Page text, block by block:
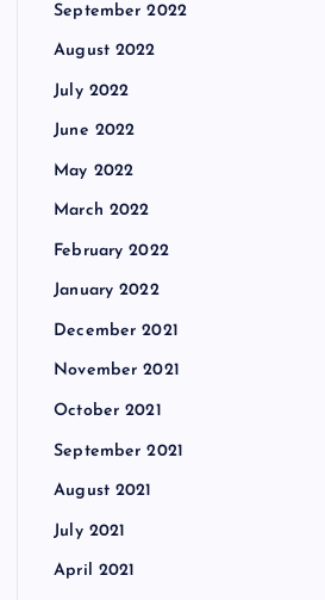
September 2022
August 2022
July 2022
June 2022
May 2022
March 2022
February 2022
January 2022
December 2021
November 2021
October 2021
September 2021
August 2021
July 2021
April 2021